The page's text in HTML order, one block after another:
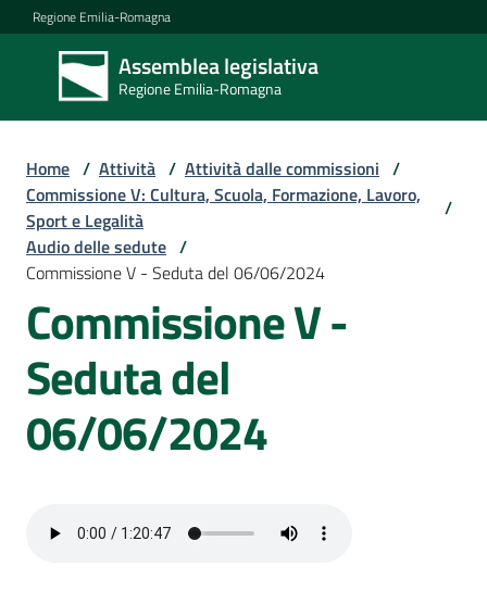
Vai al contenuto
Vai alla navigazione
Vai al footer
Regione Emilia-Romagna
Assemblea legislativa
Regione Emilia-Romagna
Assemblea
legislativa
Regione Emilia-
Assemblea
Attività
media
Home / Attività / Attività dalle commissioni /
Commissione V: Cultura, Scuola, Formazione, Lavoro,
Sport e Legalità
/
Audio delle sedute /
Commissione V - Seduta del 06/06/2024
Commissione V -
Seduta del
06/06/2024